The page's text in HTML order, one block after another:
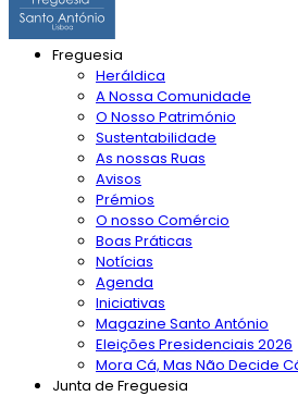
Freguesia
Heráldica
A Nossa Comunidade
O Nosso Património
Sustentabilidade
As nossas Ruas
Avisos
Prémios
O nosso Comércio
Boas Práticas
Notícias
Agenda
Iniciativas
Magazine Santo António
Eleições Presidenciais 2026
Mora Cá, Mas Não Decide
Junta de Freguesia